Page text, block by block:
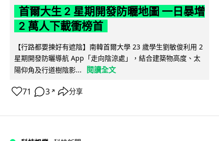
首爾大生 2 星期開發防曬地圖 一日暴增
2 萬人下載衝榜首
【行路都要揀好有遮陰】南韓首爾大學 23 歲學生劉敏俊利用 2
星期開發防曬導航 App「走向陰涼處」，結合建築物高度、太
陽仰角及行道樹陰影...
閱讀全文
71 3 ↗ 分享